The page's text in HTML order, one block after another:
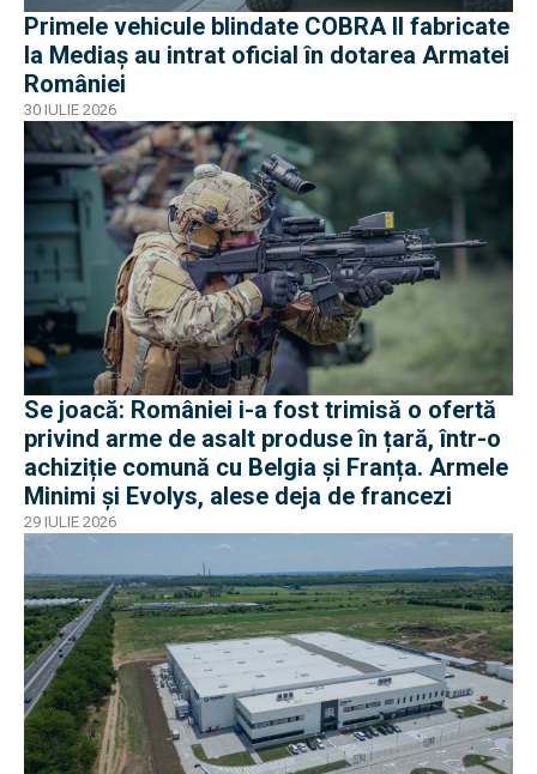
Primele vehicule blindate COBRA II fabricate
la Mediaș au intrat oficial în dotarea Armatei
României
30 IULIE 2026
Se joacă: României i-a fost trimisă o ofertă
privind arme de asalt produse în țară, într-o
achiziție comună cu Belgia și Franța. Armele
Minimi și Evolys, alese deja de francezi
29 IULIE 2026